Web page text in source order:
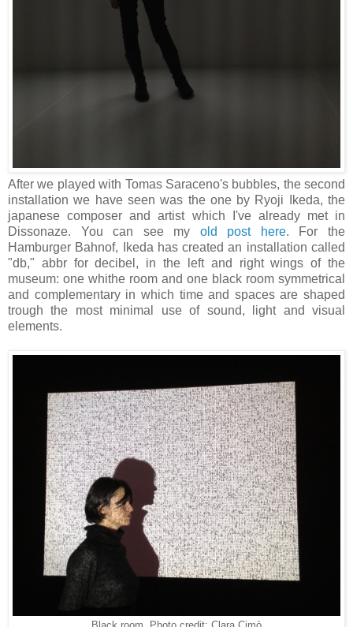
After we played with Tomas Saraceno's bubbles, the second
installation we have seen was the one by Ryoji Ikeda, the
japanese composer and artist which I've already met in
Dissonaze. You can see my old post here. For the
Hamburger Bahnof, Ikeda has created an installation called
"db," abbr for decibel, in the left and right wings of the
museum: one whithe room and one black room symmetrical
and complementary in which time and spaces are shaped
trough the most minimal use of sound, light and visual
elements.